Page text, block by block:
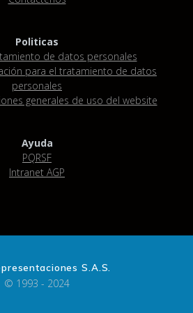
Politicas
de datos personales
para el tratamiento de datos
personales
generales de uso del website
Ayuda
PQRSF
Intranet AGP
S.A.S.
© 1993 - 2024